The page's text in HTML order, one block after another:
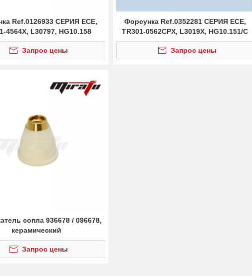
Ref.0126933 СЕРИЯ ECE,
4564X, L30797, HG10.158
Запрос цены
Форсунка Ref.0352281 СЕРИЯ ECE,
TR301-0562CPX, L3019X, HG10.151/C
Запрос цены
сопла 936678 / 096678,
керамический
Запрос цены